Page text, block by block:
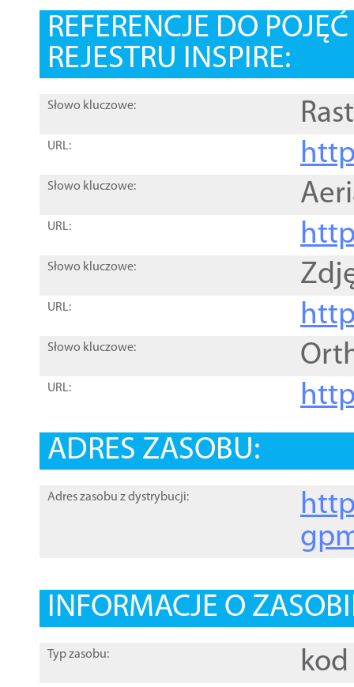
REFERENCJE DO
REJESTRU INSPIRE:
Słowo kluczowe:
URL:
Słowo kluczowe:
URL:
Słowo kluczowe:
URL:
Słowo kluczowe:
URL:
ADRES ZASOBU:
Adres zasobu z dystrybucji:
INFORMACJE O
Typ zasobu: kod